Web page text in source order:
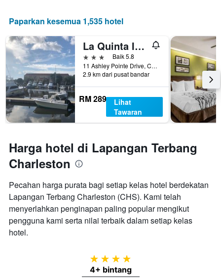
Paparkan kesemua 1,535 hotel
La Quinta Inn & Suites by Wyndham Charleston Riverview
3 bintangBaik 5.8
11 Ashley Pointe Drive, Charleston, SC, Amerika Syarikat
2.9 km dari pusat bandar
RM 289
Lihat
Tawaran
Harga hotel di Lapangan Terbang
Charleston
Pecahan harga purata bagi setiap kelas hotel berdekatan
Lapangan Terbang Charleston (CHS). Kami telah
menyerlahkan penginapan paling popular mengikut
pengguna kami serta nilai terbaik dalam setiap kelas
hotel.
4 bintang
4+ bintang